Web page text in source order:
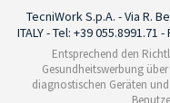
TecniWork S.p.A. - Via R.
ITALY - Tel: +39 055.8991.71
Entsprechend den
Gesundheitswerbung
diagnostischen Geräten